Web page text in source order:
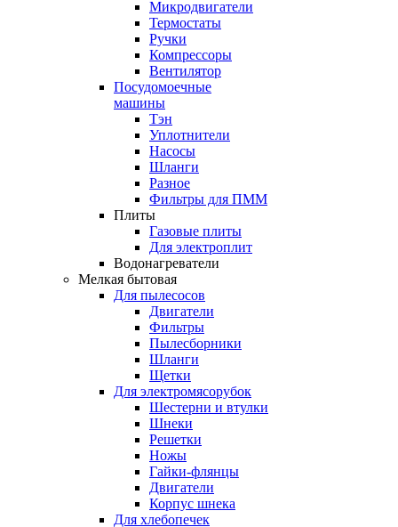
Микродвигатели
Термостаты
Ручки
Компрессоры
Вентилятор
Посудомоечные
машины
Тэн
Уплотнители
Насосы
Шланги
Разное
Фильтры для ПММ
Плиты
Газовые плиты
Для электроплит
Водонагреватели
Мелкая бытовая
Для пылесосов
Двигатели
Фильтры
Пылесборники
Шланги
Щетки
Для электромясорубок
Шестерни и втулки
Шнеки
Решетки
Ножы
Гайки-флянцы
Двигатели
Корпус шнека
Для хлебопечек